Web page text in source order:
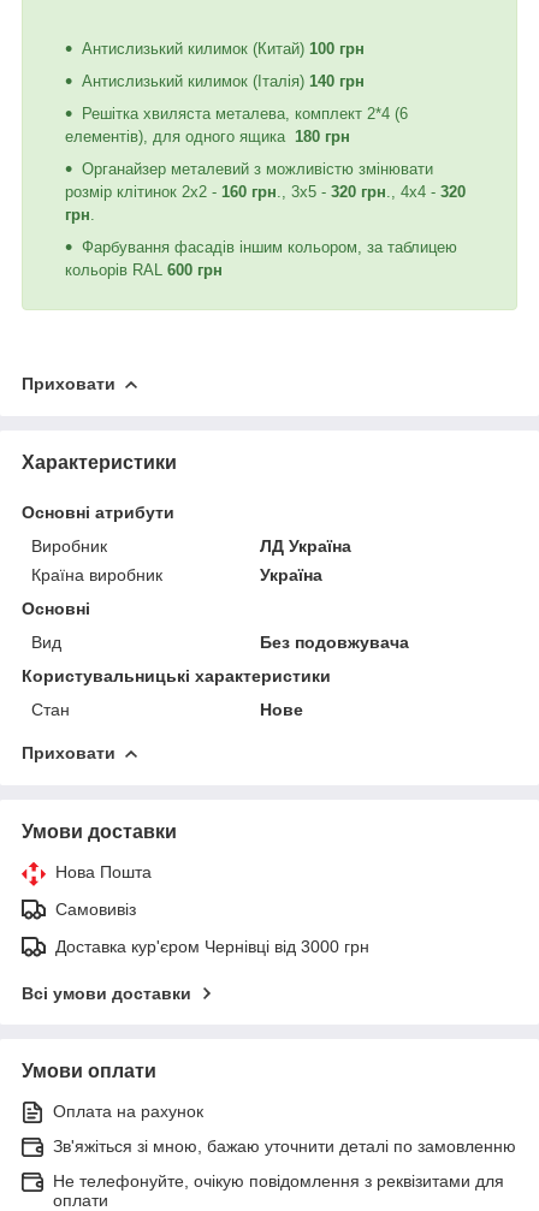
Антислизький килимок (Китай) 100 грн
Антислизький килимок (Італія) 140 грн
Решітка хвиляста металева, комплект 2*4 (6
елементів), для одного ящика 180 грн
Органайзер металевий з можливістю змінювати
розмір клітинок 2х2 - 160 грн ., 3х5 - 320 грн ., 4х4 - 320
грн
Фарбування фасадів іншим кольором, за таблицею
кольорів RAL 600 грн
Приховати
Характеристики
Основні атрибути
Виробник
ЛД Україна
Країна виробник
Україна
Основні
Вид
Без подовжувача
Користувальницькі характеристики
Стан
Нове
Приховати
Умови доставки
Нова Пошта
Самовивіз
Доставка кур'єром Чернівці від 3000 грн
Всі умови доставки
Умови оплати
Оплата на рахунок
Зв'яжіться зі мною, бажаю уточнити деталі по замовленню
Не телефонуйте, очікую повідомлення з реквізитами для
оплати